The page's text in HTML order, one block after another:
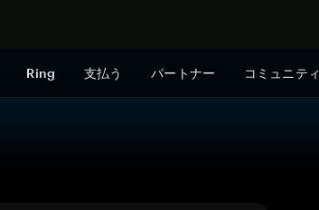
Ring 支払う パートナー コミュニティ